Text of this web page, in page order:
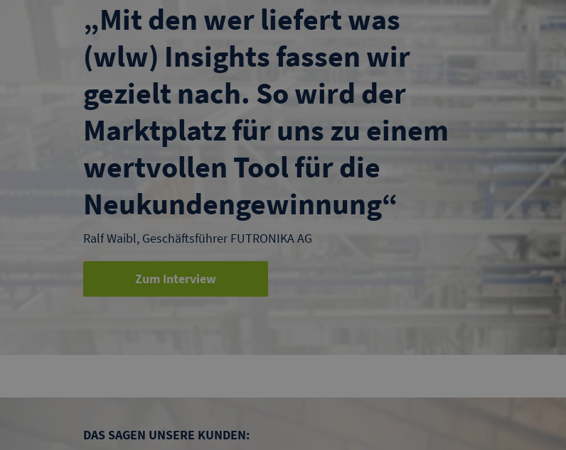
„Mit den wer liefert was
(wlw) Insights fassen wir
gezielt nach. So wird der
Marktplatz für uns zu einem
wertvollen Tool für die
Neukundengewinnung“
Ralf Waibl, Geschäftsführer FUTRONIKA AG
Zum Interview
DAS SAGEN UNSERE KUNDEN: